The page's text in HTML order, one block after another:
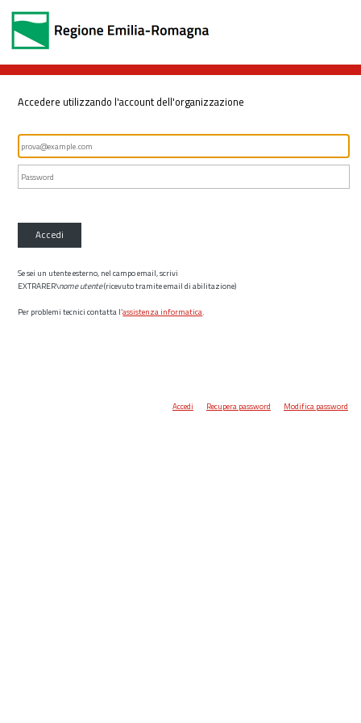
Accedere utilizzando l'account dell'organizzazione
Accedi
Se sei un utente esterno, nel campo email, scrivi
EXTRARER\nome utente(ricevuto tramite email di abilitazione)
Per problemi tecnici contatta l’assistenza informatica.
Accedi Recupera password Modifica password